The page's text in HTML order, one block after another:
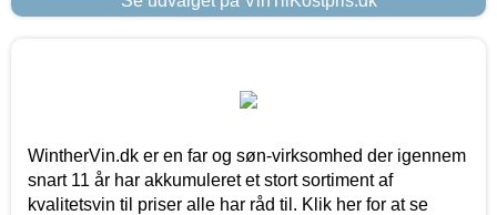
WintherVin.dk er en far og søn-virksomhed der igennem
snart 11 år har akkumuleret et stort sortiment af
kvalitetsvin til priser alle har råd til. Klik her for at se